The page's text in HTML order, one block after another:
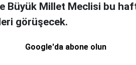
Büyük Millet Meclisi bu
görüşecek.
Google'da abone olun